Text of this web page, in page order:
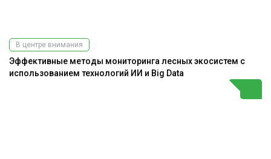
В центре внимания
Эффективные методы мониторинга лесных экосистем с
использованием технологий ИИ и Big Data